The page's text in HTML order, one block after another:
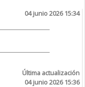
04 junio 2026 15:34
Última actualización
04 junio 2026 15:36